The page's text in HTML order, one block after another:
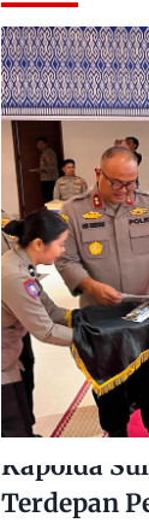
Kapolda
Terdepan